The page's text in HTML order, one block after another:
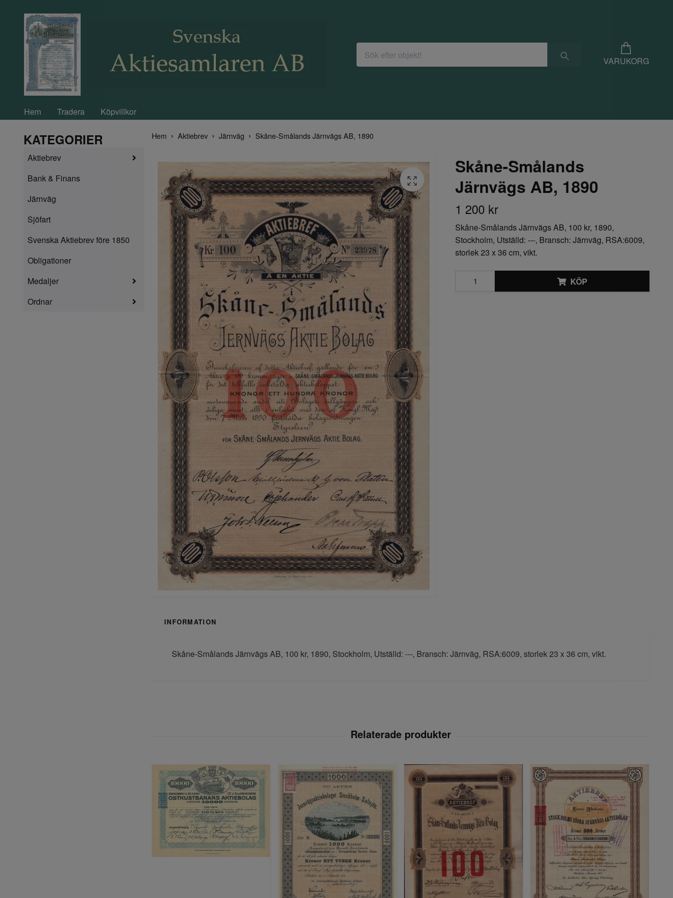
VARUKORG
Hem Tradera Köpvillkor
KATEGORIER
Aktiebrev
Bank & Finans
Järnväg
Sjöfart
Svenska Aktiebrev före 1850
Obligationer
Medaljer
Ordnar
Hem Aktiebrev Järnväg Skåne-Smålands Järnvägs AB, 1890
Skåne-Smålands
Järnvägs AB, 1890
1 200 kr
Skåne-Smålands Järnvägs AB, 100 kr, 1890,
Stockholm, Utställd: ---, Bransch: Järnväg, RSA:6009,
storlek 23 x 36 cm, vikt.
KÖP
INFORMATION
Skåne-Smålands Järnvägs AB, 100 kr, 1890, Stockholm, Utställd: ---, Bransch: Järnväg, RSA:6009, storlek 23 x 36 cm, vikt.